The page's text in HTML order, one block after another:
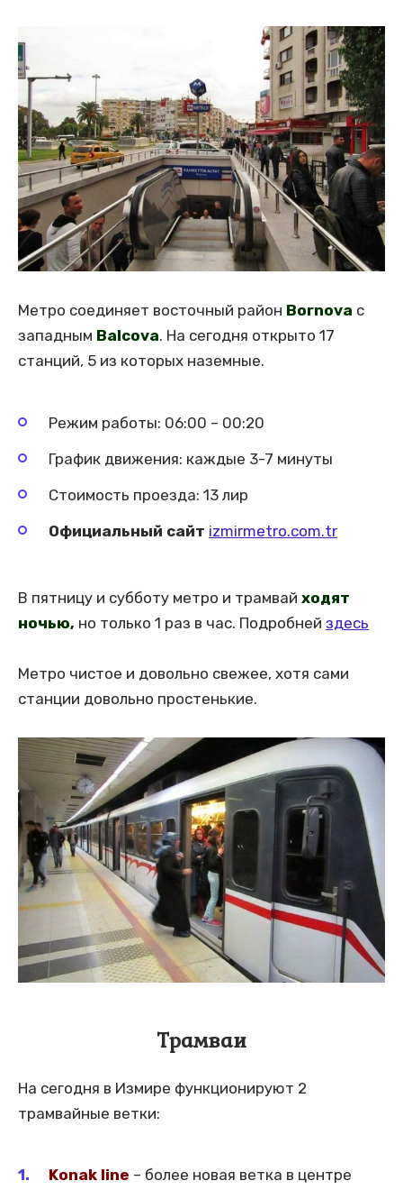
Метро соединяет восточный район Bornova с
западным Balcova. На сегодня открыто 17
станций, 5 из которых наземные.
Режим работы: 06:00 – 00:20
График движения: каждые 3-7 минуты
Стоимость проезда: 13 лир
Официальный сайт izmirmetro.com.tr
В пятницу и субботу метро и трамвай ходят
ночью, но только 1 раз в час. Подробней здесь
Метро чистое и довольно свежее, хотя сами
станции довольно простенькие.
Трамваи
На сегодня в Измире функционируют 2
трамвайные ветки:
Konak line – более новая ветка в центре